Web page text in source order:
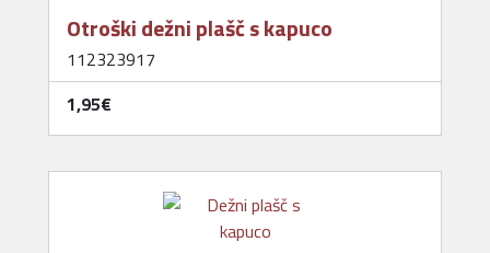
Otroški dežni plašč s kapuco
112323917
1,95‎€